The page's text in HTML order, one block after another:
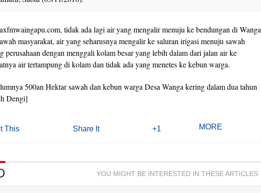
tidak ada lagi air yang mengalir menuju ke bendungan di Wanga
masyarakat, air yang seharusnya mengalir ke saluran irigasi menuju sawah
perusahaan dengan menggali kolam besar yang lebih dalam dari jalan air ke
air tertampung di kolam dan tidak ada yang menetes ke kebun warga.
500an Hektar sawah dan kebun warga Desa Wanga kering dalam dua tahun
Dengi]
This Share It +1 MORE
YOU MIGHT BE INTERESTED IN THESE ARTICLES